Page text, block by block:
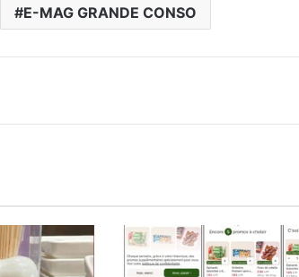
E-MAG GRANDE CONSO